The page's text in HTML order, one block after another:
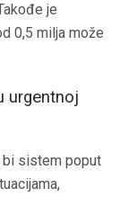
je
0,5 milja može
urgentnoj
bi sistem poput